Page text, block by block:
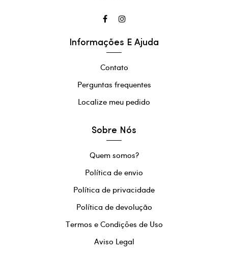
Informações E Ajuda
Contato
Perguntas frequentes
Localize meu pedido
Sobre Nós
Quem somos?
Política de envio
Política de privacidade
Política de devolução
Termos e Condições de Uso
Aviso Legal